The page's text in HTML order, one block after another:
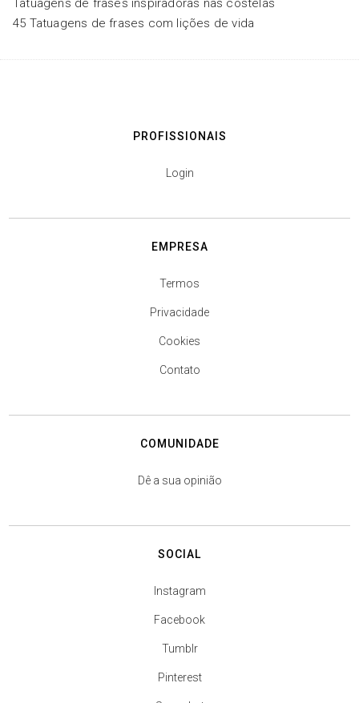
Tatuagens de frases inspiradoras nas costelas
45 Tatuagens de frases com lições de vida
PROFISSIONAIS
Login
EMPRESA
Termos
Privacidade
Cookies
Contato
COMUNIDADE
Dê a sua opinião
SOCIAL
Instagram
Facebook
Tumblr
Pinterest